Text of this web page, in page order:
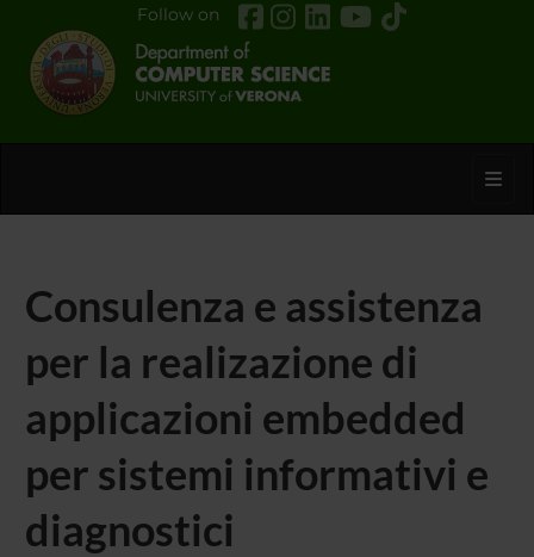
Follow on
Consulenza e assistenza
per la realizazione di
applicazioni embedded
per sistemi informativi e
diagnostici